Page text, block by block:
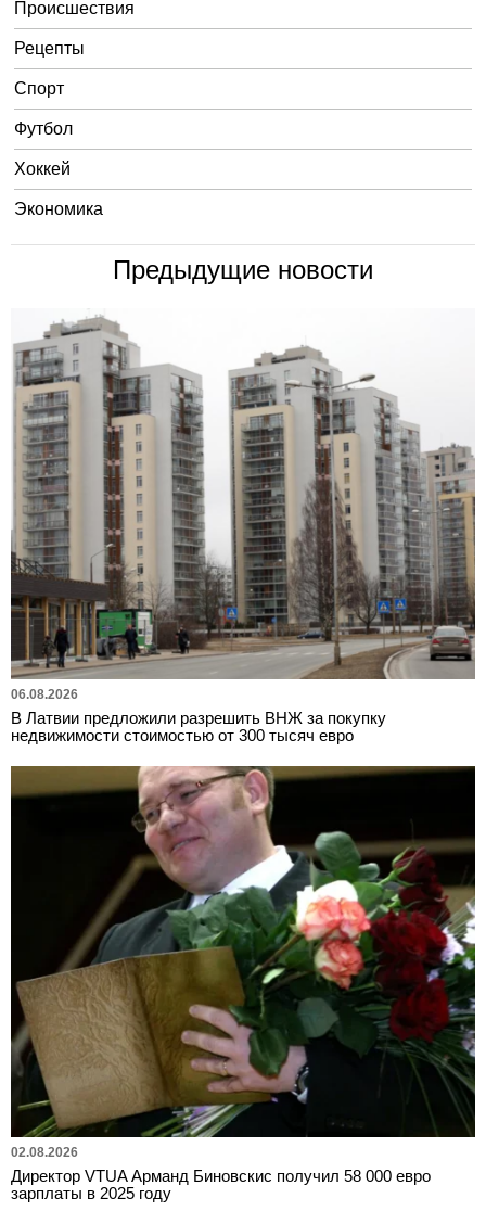
Происшествия
Рецепты
Спорт
Футбол
Хоккей
Экономика
Предыдущие новости
06.08.2026
В Латвии предложили разрешить ВНЖ за покупку
недвижимости стоимостью от 300 тысяч евро
02.08.2026
Директор VTUA Арманд Биновскис получил 58 000 евро
зарплаты в 2025 году